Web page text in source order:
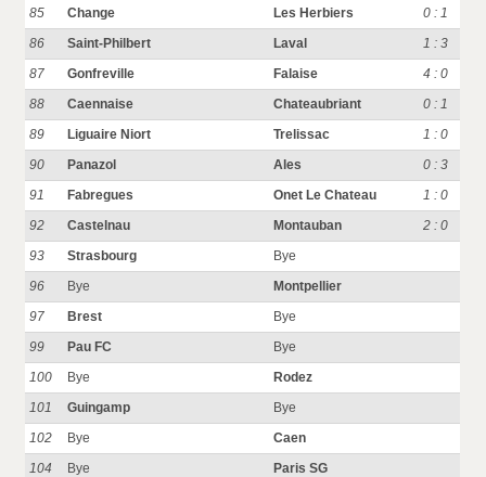
85
Change Les Herbiers
0 : 1
86
Saint-Philbert Laval
1 : 3
87
Gonfreville Falaise
4 : 0
88
Caennaise Chateaubriant
0 : 1
89
Liguaire Niort Trelissac
1 : 0
90
Panazol Ales
0 : 3
91
Fabregues Onet Le Chateau
1 : 0
92
Castelnau Montauban
2 : 0
93
Strasbourg
Bye
96
Bye
Montpellier
97
Brest
Bye
99
Pau FC
Bye
100
Bye
Rodez
101
Guingamp
Bye
102
Bye
Caen
104
Bye
Paris SG